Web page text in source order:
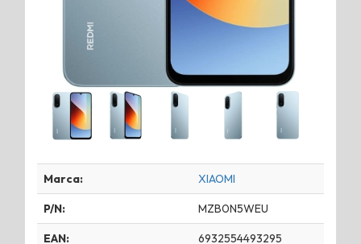
Marca: XIAOMI
P/N: MZB0N5WEU
EAN: 6932554493295